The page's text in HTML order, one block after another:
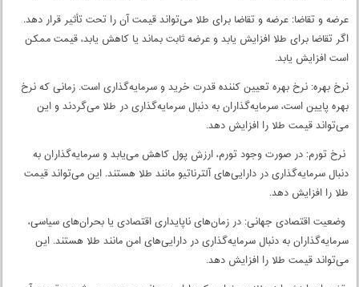
عرضه و تقاضا: عرضه و تقاضا برای طلا می‌تواند قیمت آن را تحت تأثیر قرار دهد.
اگر تقاضا برای طلا افزایش یابد و عرضه ثابت بماند یا کاهش یابد، قیمت ممکن
است افزایش یابد.
نرخ بهره: نرخ بهره تعیین کننده قدرت خرید و سرمایه‌گذاری است. زمانی که نرخ
بهره پایین است، سرمایه‌گذاران به دنبال سرمایه‌گذاری در طلا می‌گردند و این
می‌تواند قیمت طلا را افزایش دهد.
نرخ تورم: در صورت وجود تورم، ارزش پول کاهش می‌یابد و سرمایه‌گذاران به
دنبال سرمایه‌گذاری در دارایی‌های آلترناتیو مانند طلا هستند. این می‌تواند قیمت
طلا را افزایش دهد.
وضعیت اقتصادی جهانی: در زمان‌های ناپایداری اقتصادی یا بحران‌های سیاسی،
سرمایه‌گذاران به دنبال سرمایه‌گذاری در دارایی‌های امن مانند طلا هستند. این
می‌تواند قیمت طلا را افزایش دهد.